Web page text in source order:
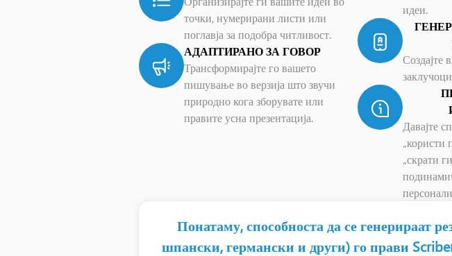
точки, нумерирани листи или
поглавја за подобра читливост.
АДАПТИРАНО ЗА ГОВОР
Трансформирајте го вашето
пишување во верзија што звучи
природно кога зборувате или
правите усна презентација.
идеи.
Создајте
Давајте
„користи
„скрати
Понатаму, способноста да се генерираат
шпански, германски и други) го прави